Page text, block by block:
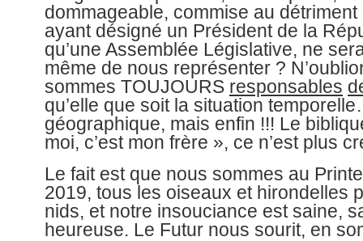
dommageable, commise au détriment
ayant désigné un Président de la
qu’une Assemblée Législative, ne
même de nous représenter ?
sommes TOUJOURS responsables
qu’elle que soit la situation
géographique, mais enfin !!! Le
moi, c’est mon frère », ce n’est plus
Le fait est que nous sommes au
2019, tous les oiseaux et hirondelles
nids, et notre insouciance est saine,
heureuse. Le Futur nous sourit, en